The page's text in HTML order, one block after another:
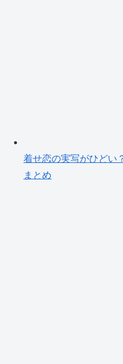
着せ恋の実写がひどい
まとめ